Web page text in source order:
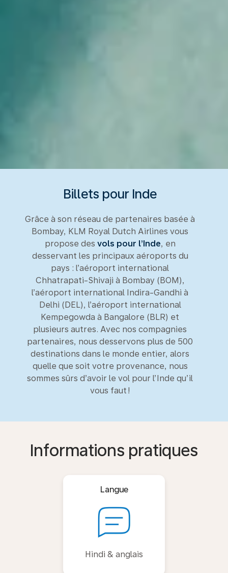
Billets pour Inde
Grâce à son réseau de partenaires basée à
Bombay, KLM Royal Dutch Airlines vous
propose des vols pour l’Inde, en
desservant les principaux aéroports du
pays : l’aéroport international
Chhatrapati-Shivaji à Bombay (BOM),
l’aéroport international Indira-Gandhi à
Delhi (DEL), l’aéroport international
Kempegowda à Bangalore (BLR) et
plusieurs autres. Avec nos compagnies
partenaires, nous desservons plus de 500
destinations dans le monde entier, alors
quelle que soit votre provenance, nous
sommes sûrs d’avoir le vol pour l’Inde qu’il
vous faut !
Informations pratiques
Langue
Hindi & anglais